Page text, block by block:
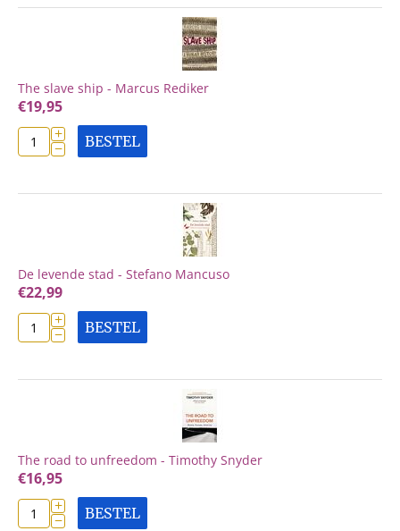
The slave ship - Marcus Rediker
€19,95
+
− BESTEL
De levende stad - Stefano Mancuso
€22,99
+
− BESTEL
The road to unfreedom - Timothy Snyder
€16,95
+
− BESTEL